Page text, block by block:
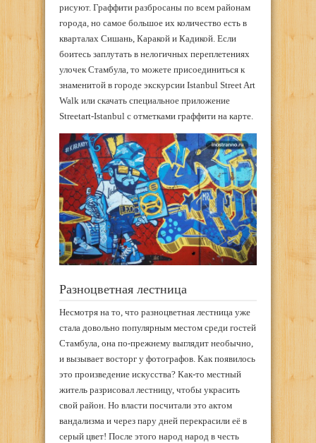
рисуют. Граффити разбросаны по всем районам
города, но самое большое их количество есть в
кварталах Сишань, Каракой и Кадикой. Если
боитесь заплутать в нелогичных переплетениях
улочек Стамбула, то можете присоединиться к
знаменитой в городе экскурсии Istanbul Street Art
Walk или скачать специальное приложение
Streetart-Istanbul с отметками граффити на карте.
Разноцветная лестница
Несмотря на то, что разноцветная лестница уже
стала довольно популярным местом среди гостей
Стамбула, она по-прежнему выглядит необычно,
и вызывает восторг у фотографов. Как появилось
это произведение искусства? Как-то местный
житель разрисовал лестницу, чтобы украсить
свой район. Но власти посчитали это актом
вандализма и через пару дней перекрасили её в
серый цвет! После этого народ народ в честь